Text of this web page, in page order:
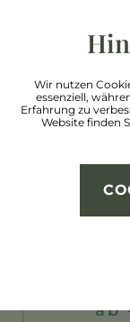
ab
Wir nutzen
essenziell,
Erfahrung zu
Website finden